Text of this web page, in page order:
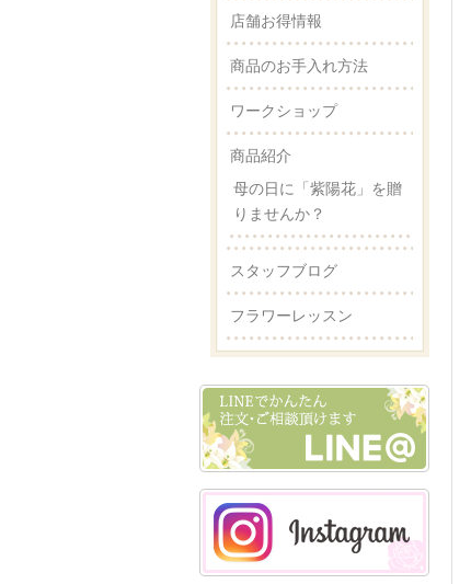
店舗お得情報
商品のお手入れ方法
ワークショップ
商品紹介
母の日に「紫陽花」を贈
りませんか？
スタッフブログ
フラワーレッスン